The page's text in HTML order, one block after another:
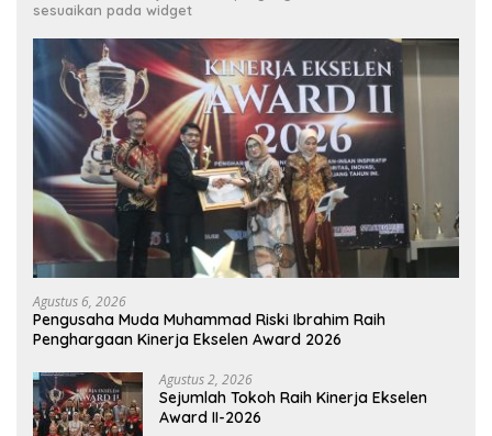
sesuaikan pada widget
Agustus 6, 2026
Pengusaha Muda Muhammad Riski Ibrahim Raih
Penghargaan Kinerja Ekselen Award 2026
Agustus 2, 2026
Sejumlah Tokoh Raih Kinerja Ekselen
Award II-2026